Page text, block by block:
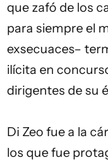
que zafó de los
para siempre el
exsecuaces–
ilícita en
dirigentes de su
Di Zeo fue a la
los que fue